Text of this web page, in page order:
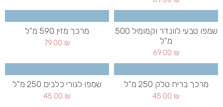
שמפו טבעי לוונדר וקמומיל 500
מ"ל
69.00 ₪
מרכך מזין 590 מ"ל
79.00 ₪
מרכך בריח טלק 250 מ"ל
45.00 ₪
שמפו לגורי כלבים 250 מ"ל
45.00 ₪